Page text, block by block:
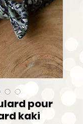
pour
kaki